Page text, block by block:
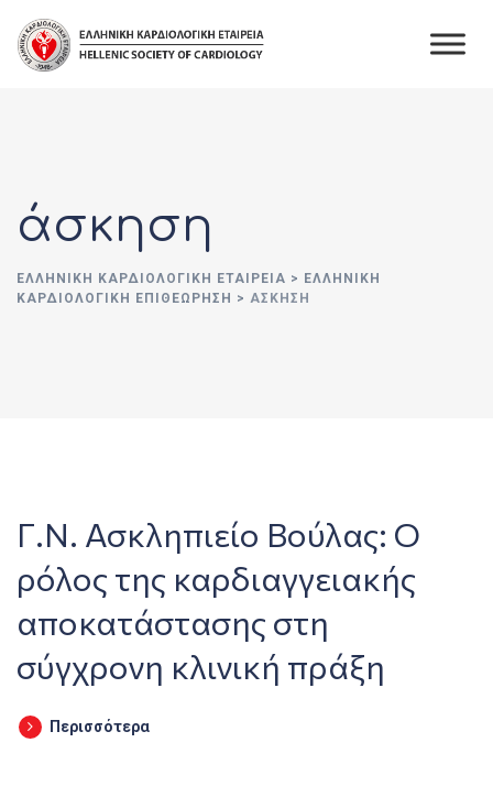
content
άσκηση
ΕΛΛΗΝΙΚΉ ΚΑΡΔΙΟΛΟΓΙΚΉ ΕΤΑΙΡΕΊΑ > ΕΛΛΗΝΙΚΗ
ΚΑΡΔΙΟΛΟΓΙΚΗ ΕΠΙΘΕΩΡΗΣΗ > ΆΣΚΗΣΗ
Γ.Ν. Ασκληπιείο Βούλας: Ο
ρόλος της καρδιαγγειακής
αποκατάστασης στη
σύγχρονη κλινική πράξη
Περισσότερα